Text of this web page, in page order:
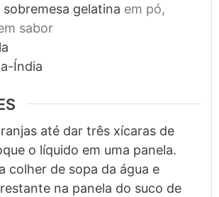
gelatina em pó,
sabor
Índia
até dar três xícaras de
o líquido em uma panela.
colher de sopa da água e
na panela do suco de